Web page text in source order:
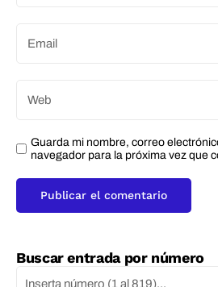
Guarda mi nombre, correo
navegador para la próxima vez que
Buscar entrada por número